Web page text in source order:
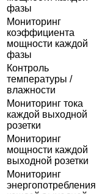
фазы
Мониторинг
коэффициента
мощности каждой
фазы
Контроль
температуры /
влажности
Мониторинг тока
каждой выходной
розетки
Мониторинг
мощности каждой
выходной розетки
Мониторинг
энергопотребления